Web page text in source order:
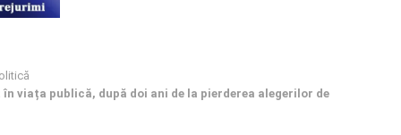
în viața publică, după doi ani de la pierderea alegerilor de